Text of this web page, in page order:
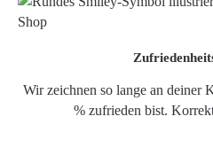
Wir zeichnen so lange an deiner
% zufrieden bist.